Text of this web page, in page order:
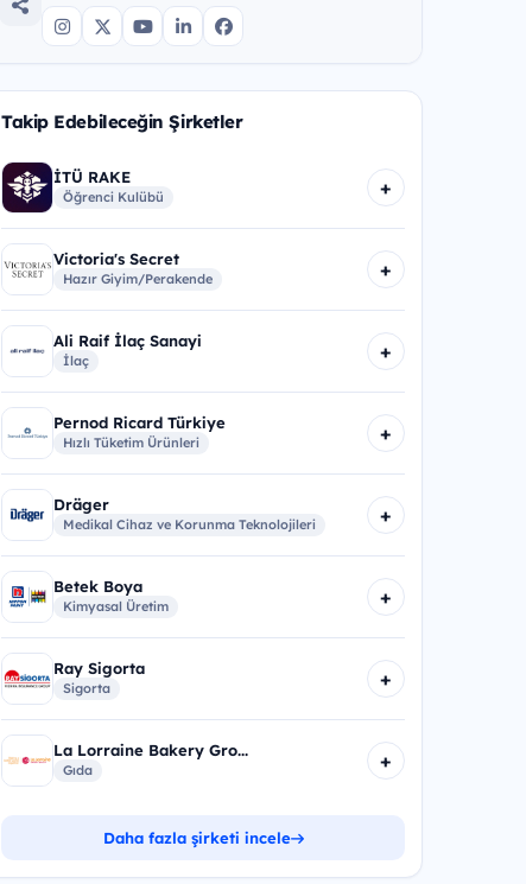
Takip Edebileceğin Şirketler
İTÜ RAKE
Öğrenci Kulübü +
Victoria's Secret
Hazır Giyim/Perakende +
Ali Raif İlaç Sanayi
İlaç +
Pernod Ricard Türkiye
Hızlı Tüketim Ürünleri +
Dräger
Medikal Cihaz ve Korunma Teknolojileri +
Betek Boya
Kimyasal Üretim +
Ray Sigorta
Sigorta +
La Lorraine Bakery Gro...
Gıda +
Daha fazla şirketi incele